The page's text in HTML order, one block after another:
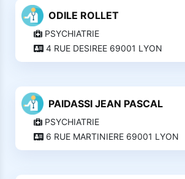
ODILE ROLLET
PSYCHIATRIE
4 RUE DESIREE 69001 LYON
PAIDASSI JEAN PASCAL
PSYCHIATRIE
6 RUE MARTINIERE 69001 LYON